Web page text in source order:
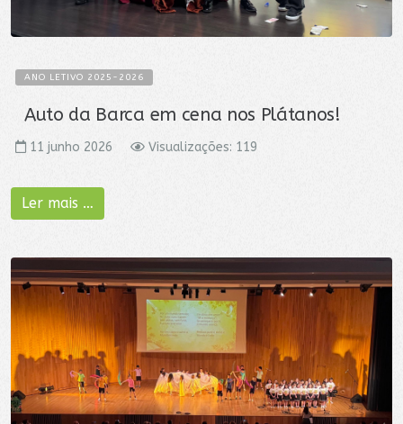
ANO LETIVO 2025-2026
Auto da Barca em cena nos Plátanos!
11 junho 2026 Visualizações: 119
Ler mais …